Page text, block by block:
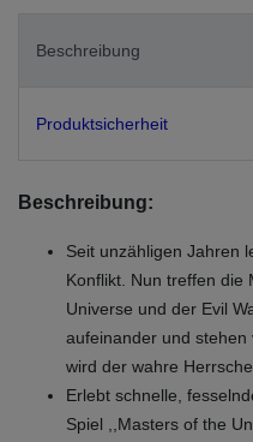
Beschreibung
Produktsicherheit
Beschreibung:
Seit unzähligen Jahren
Konflikt. Nun treffen die
Universe und der Evil
aufeinander und
wird der wahre
Erlebt schnelle,
Spiel ,,Masters of the